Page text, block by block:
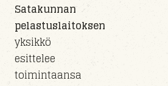
Satakunnan
pelastuslaitoksen
yksikkö
esittelee
toimintaansa